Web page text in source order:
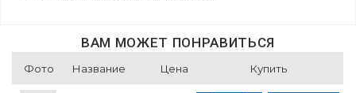
ВАМ МОЖЕТ ПОНРАВИТЬСЯ
Фото Название Цена Купить